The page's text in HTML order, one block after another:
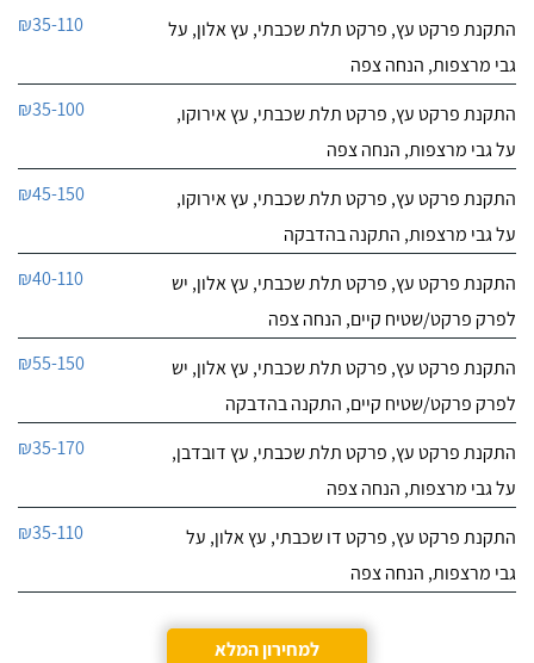
התקנת פרקט עץ, פרקט תלת שכבתי, עץ אלון, על
גבי מרצפות, הנחה צפה
₪35-110
התקנת פרקט עץ, פרקט תלת שכבתי, עץ אירוקו,
על גבי מרצפות, הנחה צפה
₪35-100
התקנת פרקט עץ, פרקט תלת שכבתי, עץ אירוקו,
על גבי מרצפות, התקנה בהדבקה
₪45-150
התקנת פרקט עץ, פרקט תלת שכבתי, עץ אלון, יש
לפרק פרקט/שטיח קיים, הנחה צפה
₪40-110
התקנת פרקט עץ, פרקט תלת שכבתי, עץ אלון, יש
לפרק פרקט/שטיח קיים, התקנה בהדבקה
₪55-150
התקנת פרקט עץ, פרקט תלת שכבתי, עץ דובדבן,
על גבי מרצפות, הנחה צפה
₪35-170
התקנת פרקט עץ, פרקט דו שכבתי, עץ אלון, על
גבי מרצפות, הנחה צפה
₪35-110
למחירון המלא